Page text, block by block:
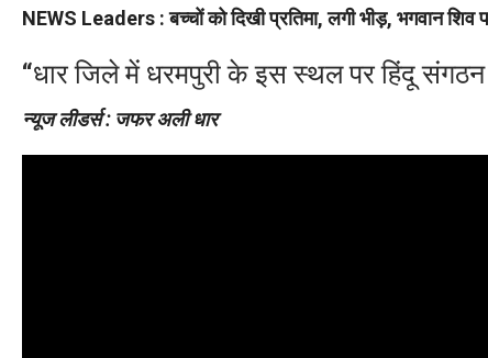
NEWS Leaders : बच्चों को दिखी प्रतिमा, लगी भीड़, भगवान शिव
“धार जिले में धरमपुरी के इस स्थल पर हिंदू संगठन
न्यूज लीडर्स : जफर अली धार